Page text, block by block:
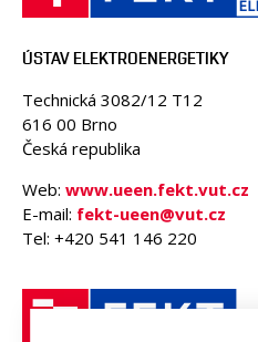
ÚSTAV ELEKTROENERGETIKY
Technická 3082/12 T12
616 00 Brno
Česká republika
Web: www.ueen.fekt.vut.cz
E-mail: fekt-ueen@vut.cz
Tel: +420 541 146 220